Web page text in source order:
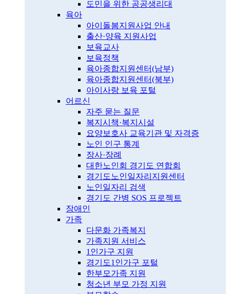
도민을 위한 공공생리대
육아
아이돌봄지원사업 안내
출산·양육 지원사업
보육교사
보육정책
육아종합지원센터(남부)
육아종합지원센터(북부)
아이사랑 보육 포털
어르신
자주 묻는 질문
복지시책·복지시설
요양보호사 교육기관 및 자격증
노인 인구 통계
장사·장례
대한노인회 경기도 연합회
경기도노인일자리지원센터
노인일자리 검색
경기도 간병 SOS 프로젝트
장애인
가족
다문화 가족복지
가족지원 서비스
1인가구 지원
경기도1인가구 포털
한부모가족 지원
청소년 부모 가정 지원